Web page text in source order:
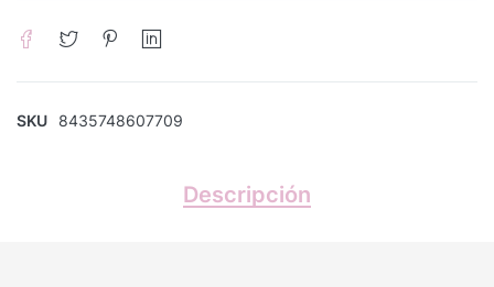
SKU 8435748607709
Descripción